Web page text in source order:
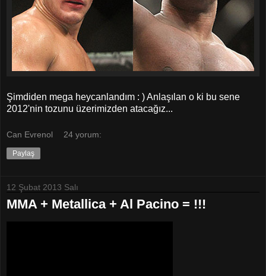
Şimdiden mega heycanlandım : ) Anlaşılan o ki bu sene
2012'nin tozunu üzerimizden atacağız...
Can Evrenol 24 yorum:
Paylaş
12 Şubat 2013 Salı
MMA + Metallica + Al Pacino = !!!